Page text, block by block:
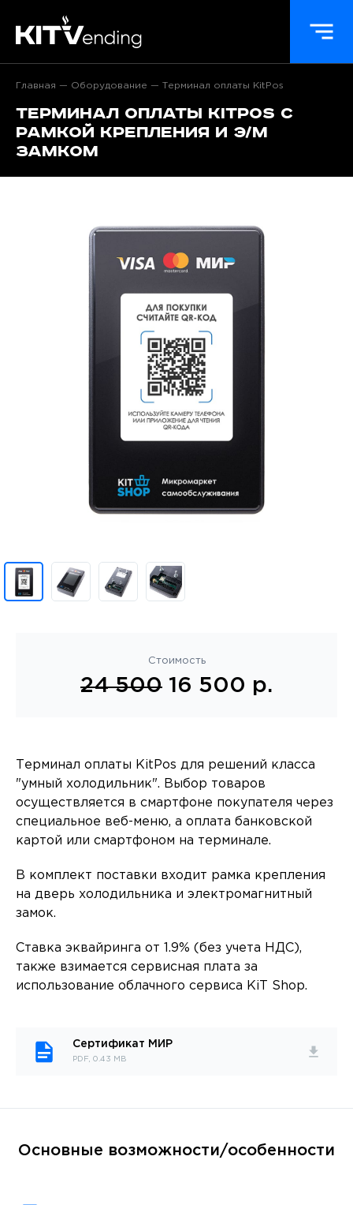
Главная Оборудование Терминал оплаты KitPos
Терминал оплаты KitPos с
рамкой крепления и э/м
замком
Стоимость
24 500 16 500 р.
Терминал оплаты KitPos для решений класса
"умный холодильник". Выбор товаров
осуществляется в смартфоне покупателя через
специальное веб-меню, а оплата банковской
картой или смартфоном на терминале.
В комплект поставки входит рамка крепления
на дверь холодильника и электромагнитный
замок.
Ставка эквайринга от 1.9% (без учета НДС),
также взимается сервисная плата за
использование облачного сервиса KiT Shop.
Сертификат МИР
PDF, 0.43 MB
Основные возможности/особенности